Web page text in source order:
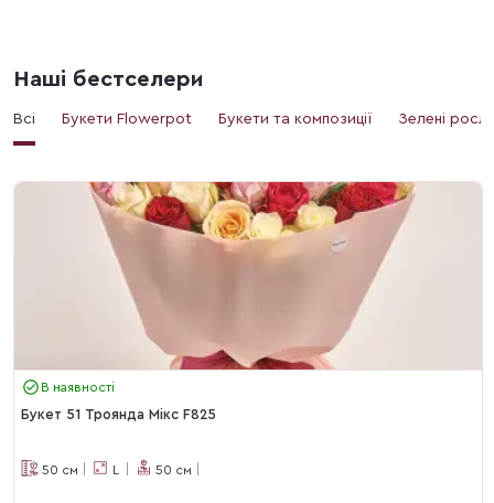
Наші бестселери
Всі Букети Flowerpot Букети та композиції Зелені
В наявності
Букет 51 Троянда Мікс F825
50 см L 50 см